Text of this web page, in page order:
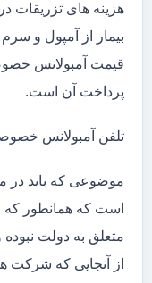
هزینه های تزریقات
بیمار از آمپول و
قیمت آمبولانس
پرداخت آن است.
تلفن آمبولانس
موضوعی که باید در
است که همانطور که
متعلق به دولت
از آنجایی که شرکت